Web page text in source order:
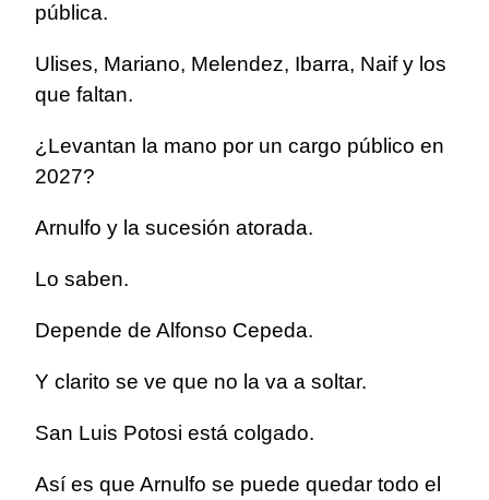
pública.
Ulises, Mariano, Melendez, Ibarra, Naif y los
que faltan.
¿Levantan la mano por un cargo público en
2027?
Arnulfo y la sucesión atorada.
Lo saben.
Depende de Alfonso Cepeda.
Y clarito se ve que no la va a soltar.
San Luis Potosi está colgado.
Así es que Arnulfo se puede quedar todo el